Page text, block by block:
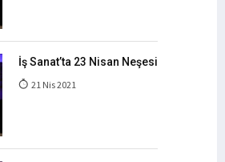
İş Sanat’ta 23 Nisan Neşesi
21 Nis 2021